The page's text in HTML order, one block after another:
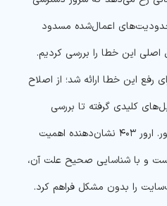
اعمال‌شده مسدود
اصلی این خطا را بررسی کردیم.
رفع این خطا ارائه شد؛ از اصلاح
کلیدی گرفته تا بررسی
افزونه‌ها و پیکربندی مجدد سرور. ارور ۴۰۳ نشان‌دهنده اهمیت
و با شناسایی صحیح علت آن،
را بدون مشکل فراهم کرد.